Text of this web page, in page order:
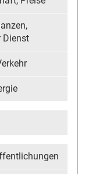
Preise
Finanzen,
Dienst
Verkehr
Energie
Veröffentlichungen